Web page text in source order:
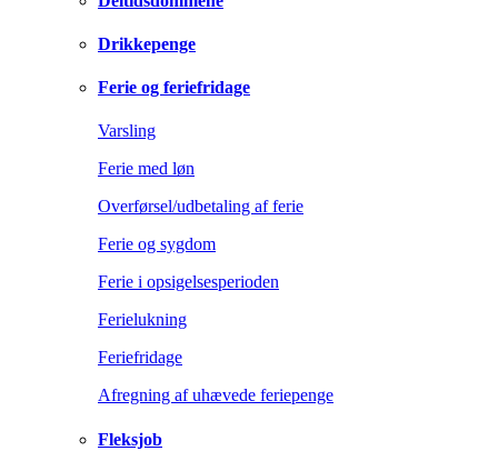
Drikkepenge
Ferie og feriefridage
Varsling
Ferie med løn
Overførsel/udbetaling af ferie
Ferie og sygdom
Ferie i opsigelsesperioden
Ferielukning
Feriefridage
Afregning af uhævede feriepenge
Fleksjob